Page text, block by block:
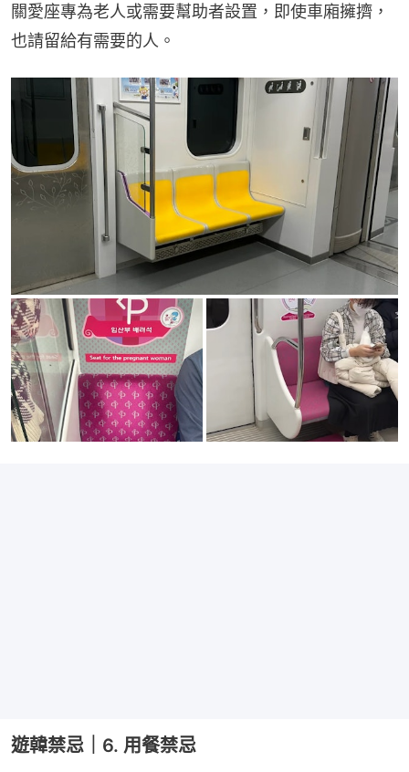
關愛座專為老人或需要幫助者設置，即使車廂擁擠，
也請留給有需要的人。
遊韓禁忌｜6. 用餐禁忌